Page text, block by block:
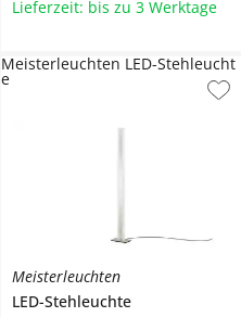
Lieferzeit: bis zu 3 Werktage
Meisterleuchten
LED-Stehleuchte
Meisterleuchten LED-Stehleucht
e